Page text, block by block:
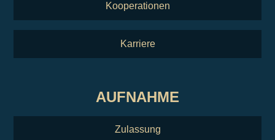
Kooperationen
Karriere
AUFNAHME
Zulassung